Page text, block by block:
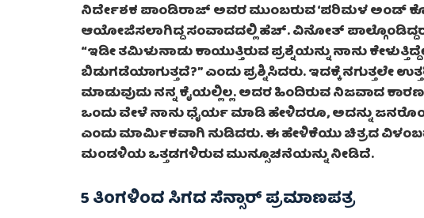
ನಿರ್ದೇಶಕ ಪಾಂಡಿರಾಜ್ ಅವರ ಮುಂಬರುವ ‘ಪರಿಮಳ ಅಂಡ್
ಆಯೋಜಿಸಲಾಗಿದ್ದ ಸಂವಾದದಲ್ಲಿ ಹೆಚ್. ವಿನೋತ್
“ಇಡೀ ತಮಿಳುನಾಡು ಕಾಯುತ್ತಿರುವ ಪ್ರಶ್ನೆಯನ್ನು ನಾನು
ಬಿಡುಗಡೆಯಾಗುತ್ತದೆ?” ಎಂದು ಪ್ರಶ್ನಿಸಿದರು. ಇದಕ್ಕೆ
ಮಾಡುವುದು ನನ್ನ ಕೈಯಲ್ಲಿಲ್ಲ. ಅದರ ಹಿಂದಿರುವ ನಿಜವಾದ
ಒಂದು ವೇಳೆ ನಾನು ಧೈರ್ಯ ಮಾಡಿ ಹೇಳಿದರೂ, ಅದನ್ನು
ಎಂದು ಮಾರ್ಮಿಕವಾಗಿ ನುಡಿದರು. ಈ ಹೇಳಿಕೆಯು ಚಿತ್ರದ
ಮಂಡಳಿಯ ಒತ್ತಡಗಳಿರುವ ಮುನ್ಸೂಚನೆಯನ್ನು ನೀಡಿದೆ.
5 ತಿಂಗಳಿಂದ ಸಿಗದ ಸೆನ್ಸಾರ್ ಪ್ರಮಾಣಪತ್ರ